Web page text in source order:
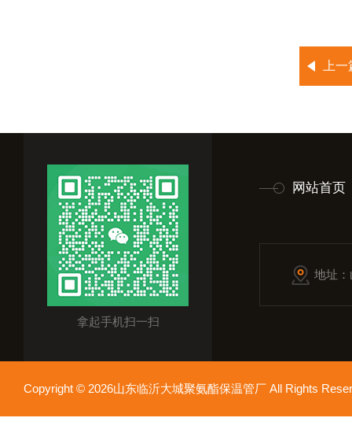
上
拿起手机扫一扫
网站首页
地址
Copyright © 2026山东临沂大城聚氨酯保温管厂 All Rights